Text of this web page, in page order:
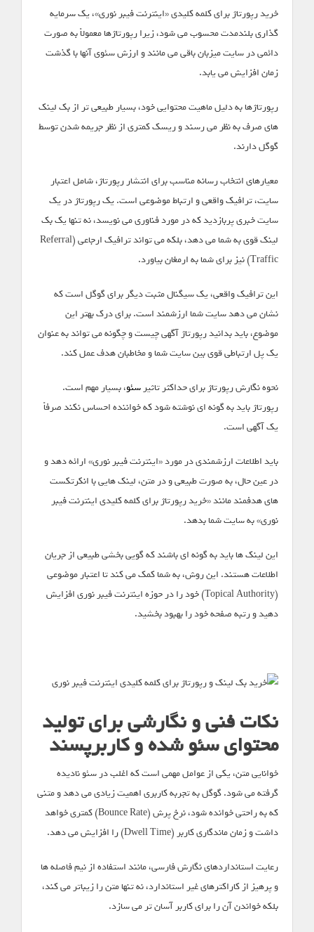
خرید رپورتاژ برای کلمه کلیدی «اینترنت فیبر نوری»، یک سرمایه
گذاری بلندمدت محسوب می شود، زیرا رپورتاژها معمولاً به صورت
دائمی در سایت میزبان باقی می مانند و ارزش سئوی آنها با گذشت
زمان افزایش می یابد.
رپورتاژها به دلیل ماهیت محتوایی خود، بسیار طبیعی تر از بک لینک
های صرف به نظر می رسند و ریسک کمتری از نظر جریمه شدن توسط
گوگل دارند.
معیارهای انتخاب رسانه مناسب برای انتشار رپورتاژ، شامل اعتبار
سایت، ترافیک واقعی و ارتباط موضوعی است. یک رپورتاژ در یک
سایت خبری پربازدید که در مورد فناوری می نویسد، نه تنها یک بک
لینک قوی به شما می دهد، بلکه می تواند ترافیک ارجاعی (Referral
Traffic) نیز برای شما به ارمغان بیاورد.
این ترافیک واقعی، یک سیگنال مثبت دیگر برای گوگل است که
نشان می دهد سایت شما ارزشمند است. برای درک بهتر این
موضوع، باید بدانید رپورتاژ آگهی چیست و چگونه می تواند به عنوان
یک پل ارتباطی قوی بین سایت شما و مخاطبان هدف عمل کند.
نحوه نگارش رپورتاژ برای حداکثر تاثیر سئو، بسیار مهم است.
رپورتاژ باید به گونه ای نوشته شود که خواننده احساس نکند صرفاً
یک آگهی است.
باید اطلاعات ارزشمندی در مورد «اینترنت فیبر نوری» ارائه دهد و
در عین حال، به صورت طبیعی و در متن، لینک هایی با انکرتکست
های هدفمند مانند «خرید رپورتاژ برای کلمه کلیدی اینترنت فیبر
نوری» به سایت شما بدهد.
این لینک ها باید به گونه ای باشند که گویی بخشی طبیعی از جریان
اطلاعات هستند. این روش، به شما کمک می کند تا اعتبار موضوعی
(Topical Authority) خود را در حوزه اینترنت فیبر نوری افزایش
دهید و رتبه صفحه خود را بهبود بخشید.
نکات فنی و نگارشی برای تولید
محتوای سئو شده و کاربرپسند
خوانایی متن، یکی از عوامل مهمی است که اغلب در سئو نادیده
گرفته می شود. گوگل به تجربه کاربری اهمیت زیادی می دهد و متنی
که به راحتی خوانده شود، نرخ پرش (Bounce Rate) کمتری خواهد
داشت و زمان ماندگاری کاربر (Dwell Time) را افزایش می دهد.
رعایت استانداردهای نگارش فارسی، مانند استفاده از نیم فاصله ها
و پرهیز از کاراکترهای غیر استاندارد، نه تنها متن را زیباتر می کند،
بلکه خواندن آن را برای کاربر آسان تر می سازد.